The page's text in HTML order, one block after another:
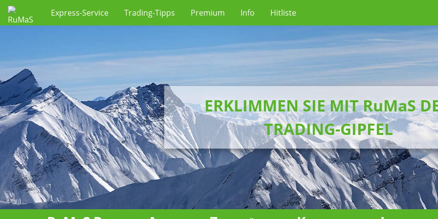
Express-Service Trading-Tipps Premium Info Hitliste
ERKLIMMEN SIE MIT RuMaS
TRADING-GIPFEL